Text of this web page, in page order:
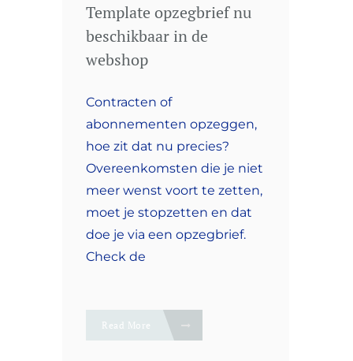
Template opzegbrief nu
beschikbaar in de
webshop
Contracten of
abonnementen opzeggen,
hoe zit dat nu precies?
Overeenkomsten die je niet
meer wenst voort te zetten,
moet je stopzetten en dat
doe je via een opzegbrief.
Check de
Read More